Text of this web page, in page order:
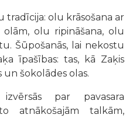
tradīcija: olu krāsošana ar
olu ripināšana, olu
Šūpošanās, lai nekostu
īpašības: tas, kā Zaķis
šokolādes olas.
par pavasara
atnākošajām talkām,